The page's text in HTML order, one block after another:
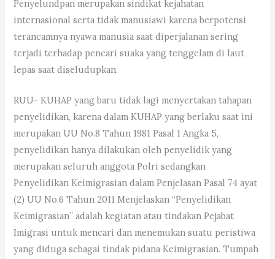
Penyelundpan merupakan sindikat kejahatan
internasional serta tidak manusiawi karena berpotensi
terancamnya nyawa manusia saat diperjalanan sering
terjadi terhadap pencari suaka yang tenggelam di laut
lepas saat diseludupkan.
RUU- KUHAP yang baru tidak lagi menyertakan tahapan
penyelidikan, karena dalam KUHAP yang berlaku saat ini
merupakan UU No.8 Tahun 1981 Pasal 1 Angka 5,
penyelidikan hanya dilakukan oleh penyelidik yang
merupakan seluruh anggota Polri sedangkan
Penyelidikan Keimigrasian dalam Penjelasan Pasal 74 ayat
(2) UU No.6 Tahun 2011 Menjelaskan “Penyelidikan
Keimigrasian” adalah kegiatan atau tindakan Pejabat
Imigrasi untuk mencari dan menemukan suatu peristiwa
yang diduga sebagai tindak pidana Keimigrasian. Tumpah